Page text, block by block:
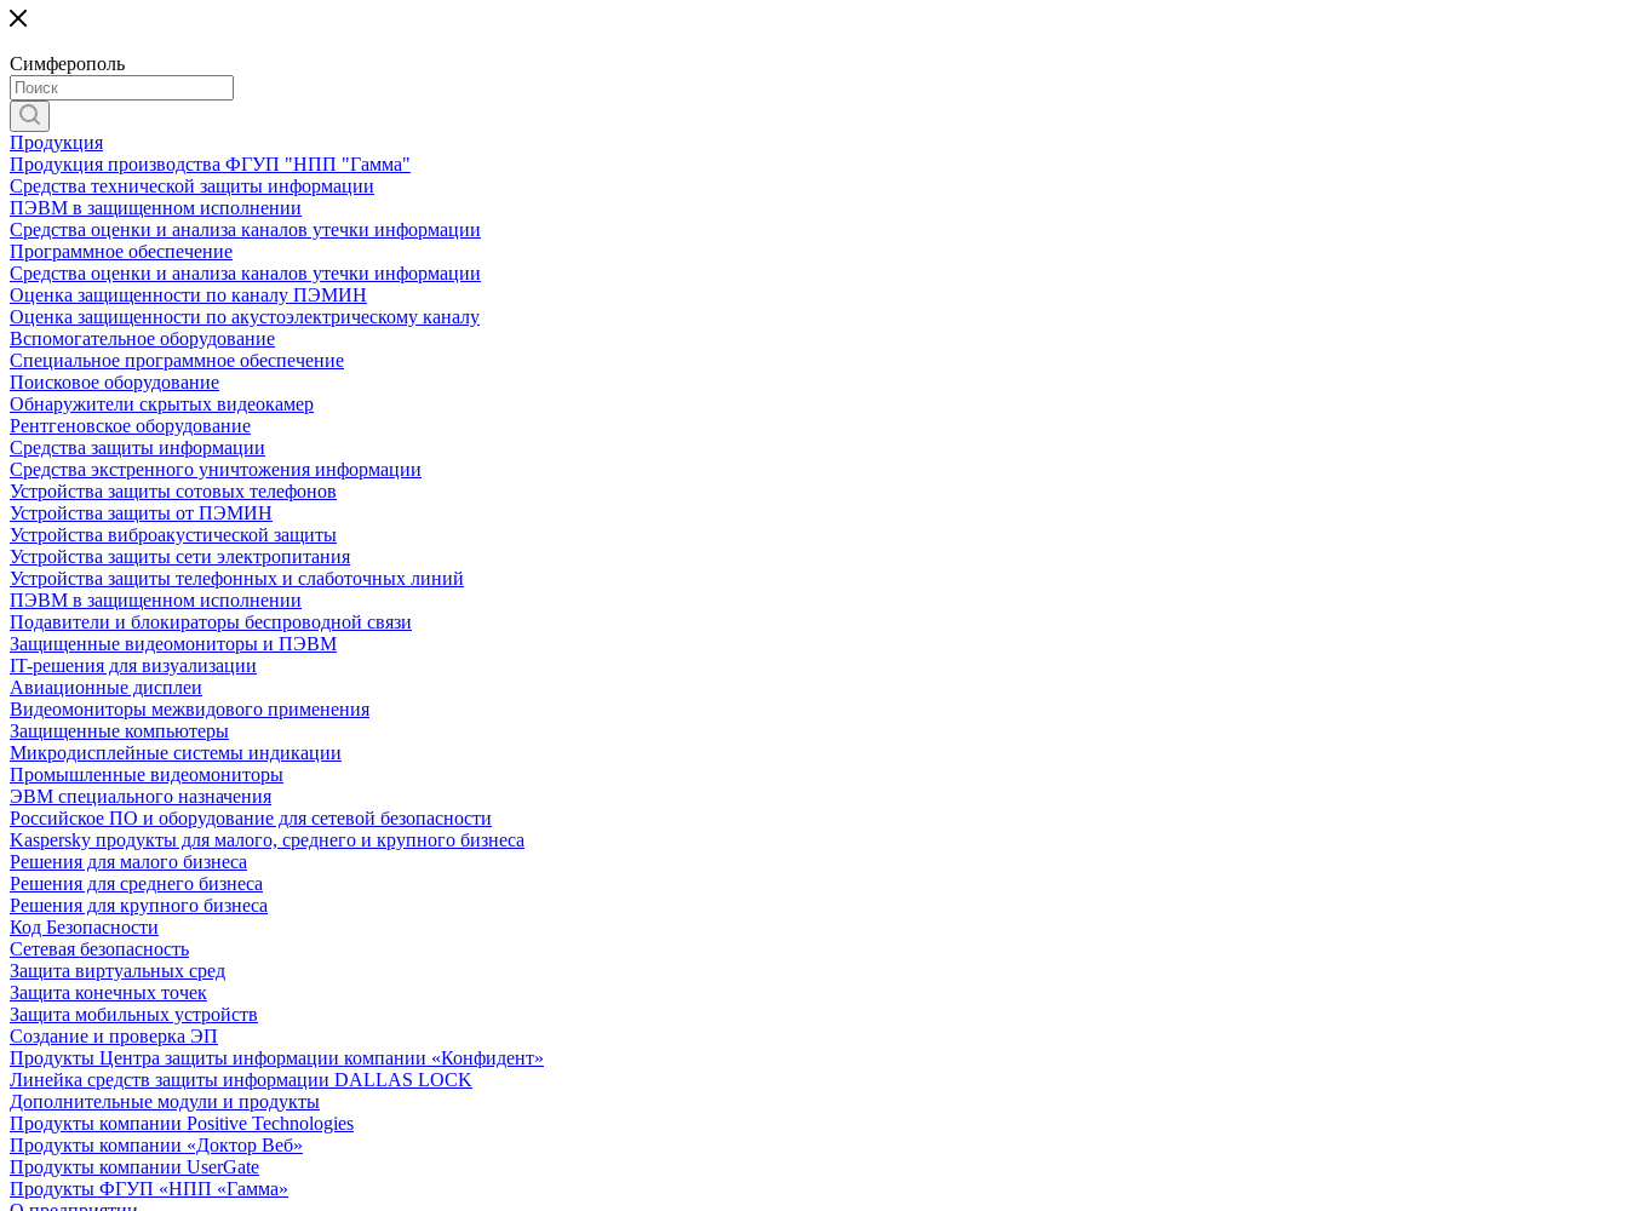
Симферополь
Продукция
Продукция производства ФГУП "НПП "Гамма"
Средства технической защиты информации
ПЭВМ в защищенном исполнении
Средства оценки и анализа каналов утечки информации
Программное обеспечение
Средства оценки и анализа каналов утечки информации
Оценка защищенности по каналу ПЭМИН
Оценка защищенности по акустоэлектрическому каналу
Вспомогательное оборудование
Специальное программное обеспечение
Поисковое оборудование
Обнаружители скрытых видеокамер
Рентгеновское оборудование
Средства защиты информации
Средства экстренного уничтожения информации
Устройства защиты сотовых телефонов
Устройства защиты от ПЭМИН
Устройства виброакустической защиты
Устройства защиты сети электропитания
Устройства защиты телефонных и слаботочных линий
ПЭВМ в защищенном исполнении
Подавители и блокираторы беспроводной связи
Защищенные видеомониторы и ПЭВМ
IT-решения для визуализации
Авиационные дисплеи
Видеомониторы межвидового применения
Защищенные компьютеры
Микродисплейные системы индикации
Промышленные видеомониторы
ЭВМ специального назначения
Российское ПО и оборудование для сетевой безопасности
Kaspersky продукты для малого, среднего и крупного бизнеса
Решения для малого бизнеса
Решения для среднего бизнеса
Решения для крупного бизнеса
Код Безопасности
Сетевая безопасность
Защита виртуальных сред
Защита конечных точек
Защита мобильных устройств
Создание и проверка ЭП
Продукты Центра защиты информации компании «Конфидент»
Линейка средств защиты информации DALLAS LOCK
Дополнительные модули и продукты
Продукты компании Positive Technologies
Продукты компании «Доктор Веб»
Продукты компании UserGate
Продукты ФГУП «НПП «Гамма»